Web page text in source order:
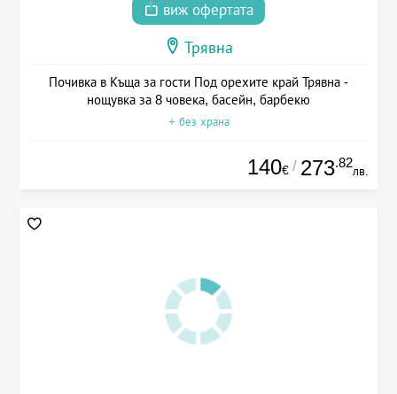
виж офертата
Трявна
Почивка в Къща за гости Под орехите край Трявна -
нощувка за 8 човека, басейн, барбекю
+ без храна
140€ / 273.82
лв.